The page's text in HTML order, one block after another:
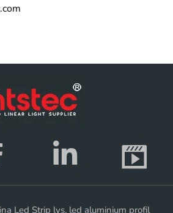
Led Strip lys, led aluminium profil